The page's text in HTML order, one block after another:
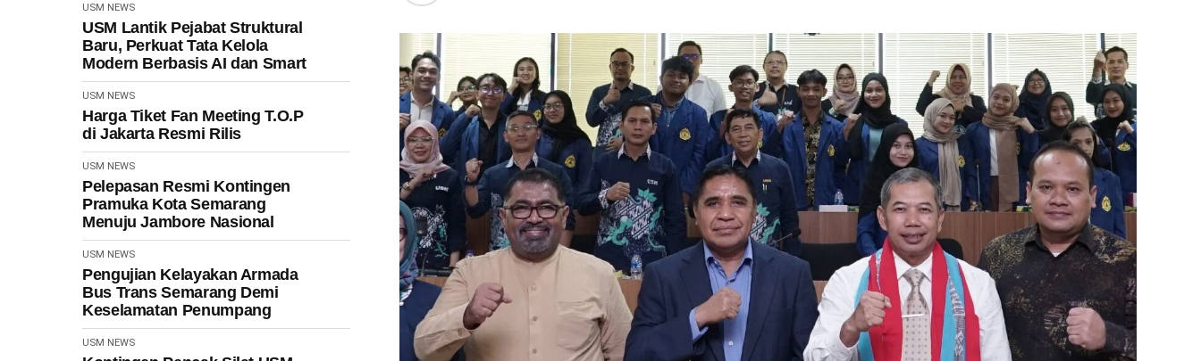
USM NEWS
USM Lantik Pejabat Struktural
Baru, Perkuat Tata Kelola
Modern Berbasis AI dan Smart
USM NEWS
Harga Tiket Fan Meeting T.O.P
di Jakarta Resmi Rilis
USM NEWS
Pelepasan Resmi Kontingen
Pramuka Kota Semarang
Menuju Jambore Nasional
USM NEWS
Pengujian Kelayakan Armada
Bus Trans Semarang Demi
Keselamatan Penumpang
USM NEWS